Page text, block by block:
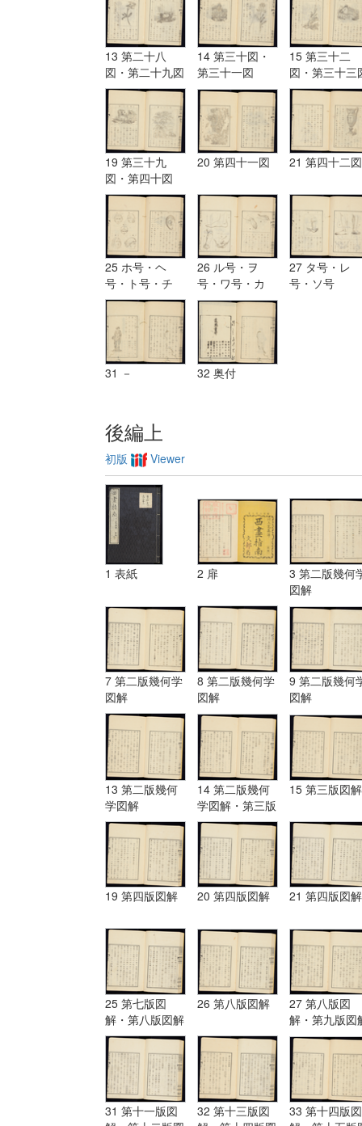
13 第二十八
図・第二十九図
14 第三十図・
第三十一図
15 第三十二
図・第三十三
19 第三十九
図・第四十図
20 第四十一図 21 第四十二図
25 ホ号・ヘ
号・ト号・チ
号・リ号・ヌ号
26 ル号・ヲ
号・ワ号・カ
号・ヨ号
27 タ号・レ
号・ソ号
31 － 32 奥付
後編上
初版 Viewer
1 表紙 2 扉
3 第二版幾何
図解
7 第二版幾何学
図解
8 第二版幾何学
図解
9 第二版幾何
図解
13 第二版幾何
学図解
14 第二版幾何
学図解・第三版
図解
15 第三版図解
19 第四版図解 20 第四版図解 21 第四版図解
25 第七版図
解・第八版図解
26 第八版図解
27 第八版図
解・第九版図
31 第十一版図
32 第十三版図
33 第十四版図